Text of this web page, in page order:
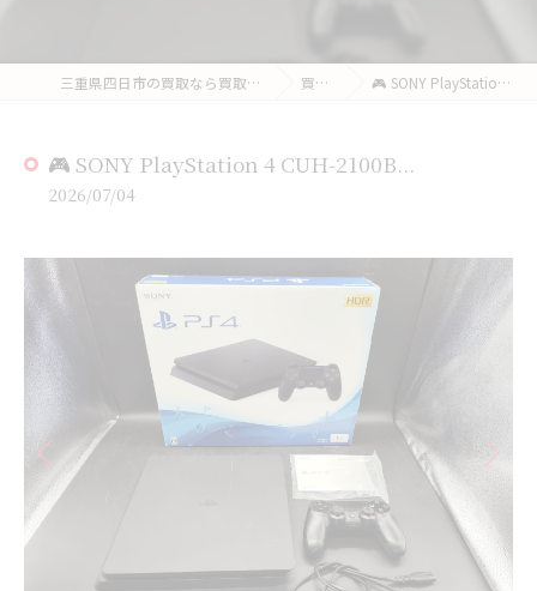
三重県四日市の買取なら買取マクサス 三重四日市店 買取実績 🎮 SONY PlayStation 4 CUH-2100B...
🎮 SONY PlayStation 4 CUH-2100B...
2026/07/04